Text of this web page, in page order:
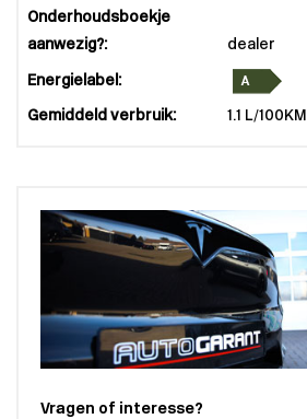
Onderhoudsboekje
aanwezig?:
dealer
Energielabel:
Gemiddeld verbruik: 1.1 L/100KM
Vragen of interesse?